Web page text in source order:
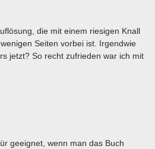
die mit einem riesigen Knall
Seiten vorbei ist. Irgendwie
jetzt? So recht zufrieden war ich mit
geeignet, wenn man das Buch